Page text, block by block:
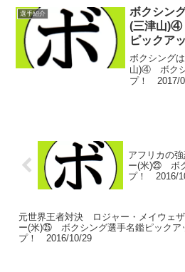
かも再起戦
世界...
選手紹介
ボクシン
(三津山)④
ピックア
ボクシング
山)④ ボクシ
プ！ 2017/
アフリカの
ー(米)㉓ ボ
プ！ 2016/
元世界王者対決 ロジャー・メイウェザ
ー(米)㉕ ボクシング選手名鑑ピックア
プ！ 2016/10/29